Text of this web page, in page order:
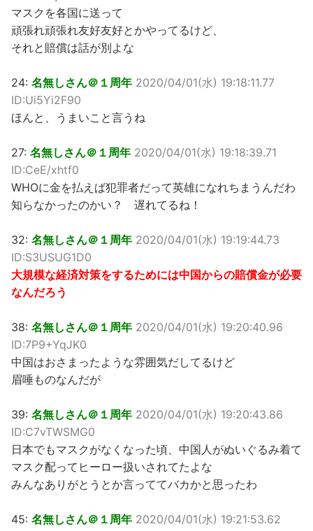
マスクを各国に送って
頑張れ頑張れ友好友好とかやってるけど、
それと賠償は話が別よな
24: 名無しさん＠１周年 2020/04/01(水) 19:18:11.77
ID:Ui5Yi2F90
ほんと、うまいこと言うね
27: 名無しさん＠１周年 2020/04/01(水) 19:18:39.71
ID:CeE/xhtf0
WHOに金を払えば犯罪者だって英雄になれちまうんだわ
知らなかったのかい？ 遅れてるね！
32: 名無しさん＠１周年 2020/04/01(水) 19:19:44.73
ID:S3USUG1D0
大規模な経済対策をするためには中国からの賠償金が必要
なんだろう
38: 名無しさん＠１周年 2020/04/01(水) 19:20:40.96
ID:7P9+YqJK0
中国はおさまったような雰囲気だしてるけど
眉唾ものなんだが
39: 名無しさん＠１周年 2020/04/01(水) 19:20:43.86
ID:C7vTWSMG0
日本でもマスクがなくなった頃、中国人がぬいぐるみ着て
マスク配ってヒーロー扱いされてたよな
みんなありがとうとか言っててバカかと思ったわ
45: 名無しさん＠１周年 2020/04/01(水) 19:21:53.62